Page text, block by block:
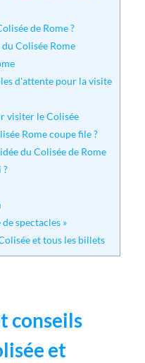
de Rome ?
Colisée Rome
d'attente pour la visite
visiter le Colisée
Rome coupe file ?
du Colisée de Rome
?
spectacles »
et tous les billets
conseils
et